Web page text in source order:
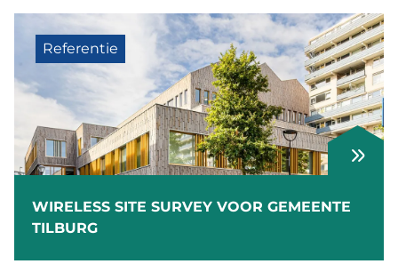
Referentie
WIRELESS SITE SURVEY VOOR GEMEENTE
TILBURG